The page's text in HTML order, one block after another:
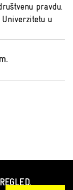
pravdu.
u
.